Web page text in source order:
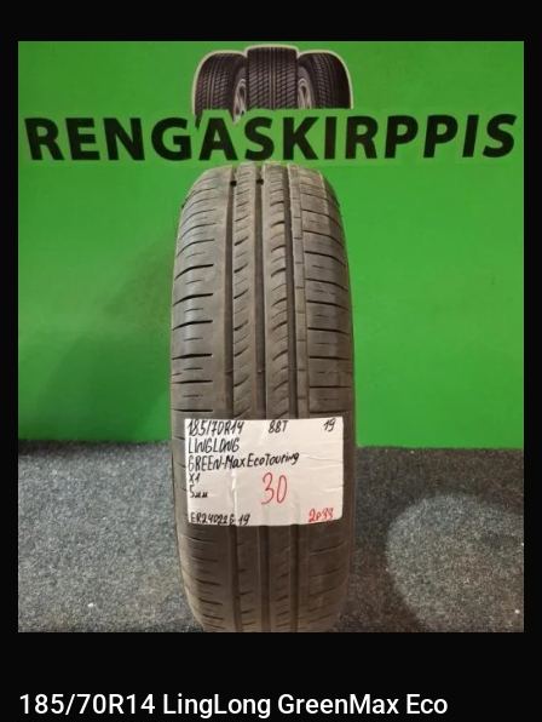
185/70R14 LingLong GreenMax Eco